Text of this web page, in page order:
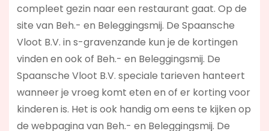
compleet gezin naar een restaurant gaat. Op de
site van Beh.- en Beleggingsmij. De Spaansche
Vloot B.V. in s-gravenzande kun je de kortingen
vinden en ook of Beh.- en Beleggingsmij. De
Spaansche Vloot B.V. speciale tarieven hanteert
wanneer je vroeg komt eten en of er korting voor
kinderen is. Het is ook handig om eens te kijken op
de webpagina van Beh.- en Beleggingsmij. De